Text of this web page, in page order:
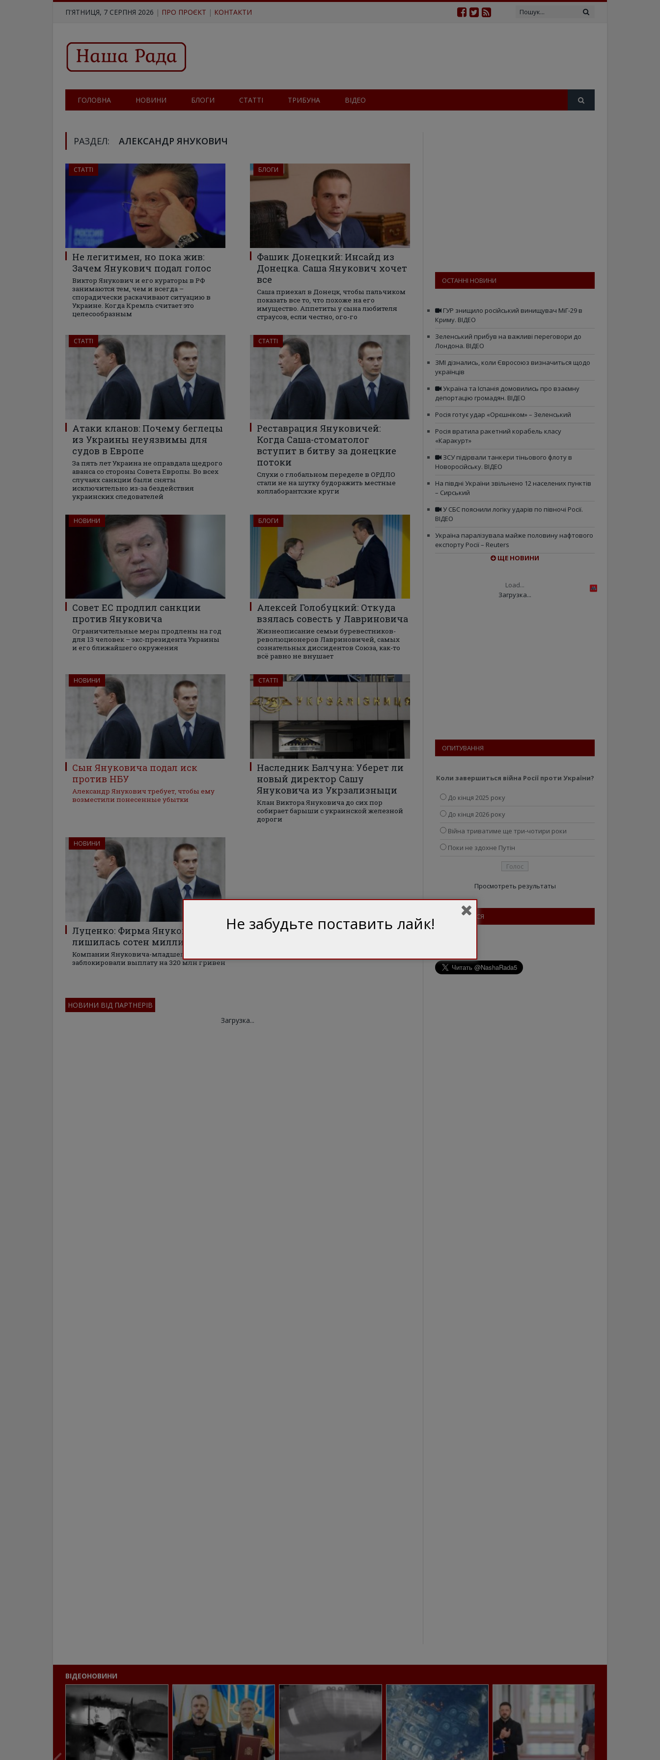
П'ЯТНИЦЯ, 7 СЕРПНЯ 2026 | ПРО ПРОЄКТ | КОНТАКТИ
ГОЛОВНА НОВИНИ БЛОГИ СТАТТІ ТРИБУНА ВІДЕО
РАЗДЕЛ: АЛЕКСАНДР ЯНУКОВИЧ
СТАТТІ
Не легитимен, но пока жив:
Зачем Янукович подал голос
Виктор Янукович и его кураторы в РФ
занимаются тем, чем и всегда –
спорадически раскачивают ситуацию в
Украине. Когда Кремль считает это
целесообразным
БЛОГИ
Фашик Донецкий: Инсайд из
Донецка. Саша Янукович хочет
все
Саша приехал в Донецк, чтобы пальчиком
показать все то, что похоже на его
имущество. Аппетиты у сына любителя
страусов, если честно, ого-го
СТАТТІ
Атаки кланов: Почему беглецы
из Украины неуязвимы для
судов в Европе
За пять лет Украина не оправдала щедрого
аванса со стороны Совета Европы. Во всех
случаях санкции были сняты
исключительно из-за бездействия
украинских следователей
СТАТТІ
Реставрация Януковичей:
Когда Саша-стоматолог
вступит в битву за донецкие
потоки
Слухи о глобальном переделе в ОРДЛО
стали не на шутку будоражить местные
коллаборантские круги
НОВИНИ
Совет ЕС продлил санкции
против Януковича
Ограничительные меры продлены на год
для 13 человек – экс-президента Украины
и его ближайшего окружения
БЛОГИ
Алексей Голобуцкий: Откуда
взялась совесть у Лавриновича
Жизнеописание семьи буревестников-
революционеров Лавриновичей, самых
сознательных диссидентов Союза, как-то
всё равно не внушает
НОВИНИ
Сын Януковича подал иск
против НБУ
Александр Янукович требует, чтобы ему
возместили понесенные убытки
СТАТТІ
Наследник Балчуна: Уберет ли
новый директор Сашу
Януковича из Укрзализныци
Клан Виктора Януковича до сих пор
собирает барыши с украинской железной
дороги
НОВИНИ
Луценко: Фирма Януковича
лишилась сотен миллионов
Компании Януковича-младшего
заблокировали выплату на 320 млн гривен
НОВИНИ ВІД ПАРТНЕРІВ
Загрузка...
ОСТАННІ НОВИНИ
ГУР знищило російський винищувач МіГ-29 в
Криму. ВІДЕО
Зеленський прибув на важливі переговори до
Лондона. ВІДЕО
ЗМІ дізнались, коли Євросоюз визначиться щодо
українців
Україна та Іспанія домовились про взаємну
депортацію громадян. ВІДЕО
Росія готує удар «Орєшніком» – Зеленський
Росія вратила ракетний корабель класу
«Каракурт»
ЗСУ підірвали танкери тіньового флоту в
Новоросійську. ВІДЕО
На півдні України звільнено 12 населених пунктів
– Сирський
У СБС пояснили логіку ударів по півночі Росії.
ВІДЕО
Україна паралізувала майже половину нафтового
експорту Росії – Reuters
ЩЕ НОВИНИ
Load...
Загрузка...
ОПИТУВАННЯ
Коли завершиться війна Росії проти України?
До кінця 2025 року
До кінця 2026 року
Війна триватиме ще три-чотири роки
Поки не здохне Путін
Просмотреть результаты
ПІДПИШІТЬСЯ
ВІДЕОНОВИНИ
Не забудьте поставить лайк!